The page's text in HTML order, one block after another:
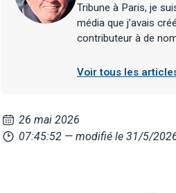
Tribune à Paris, je
média que j’avais
contributeur à de
Voir tous les
26 mai 2026
07:45:52 — modifié le 31/5/